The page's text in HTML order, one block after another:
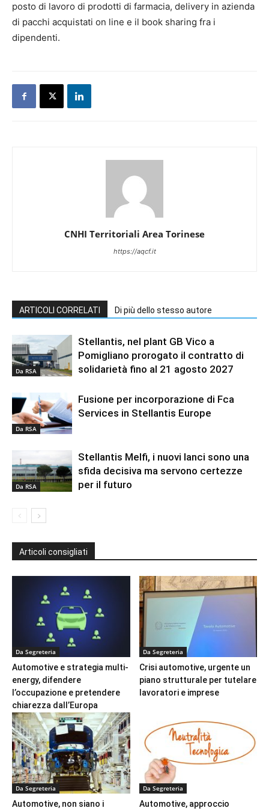
posto di lavoro di prodotti di farmacia, delivery in azienda
di pacchi acquistati on line e il book sharing fra i
dipendenti.
CNHI Territoriali Area Torinese
https://aqcf.it
ARTICOLI CORRELATI Di più dello stesso autore
Da RSA
Stellantis, nel plant GB Vico a
Pomigliano prorogato il contratto di
solidarietà fino al 21 agosto 2027
Da RSA
Fusione per incorporazione di Fca
Services in Stellantis Europe
Da RSA
Stellantis Melfi, i nuovi lanci sono una
sfida decisiva ma servono certezze
per il futuro
Articoli consigliati
Da Segreteria
Automotive e strategia multi-
energy, difendere
l’occupazione e pretendere
chiarezza dall’Europa
Da Segreteria
Crisi automotive, urgente un
piano strutturale per tutelare
lavoratori e imprese
Da Segreteria
Automotive, non siano i
Da Segreteria
Automotive, approccio